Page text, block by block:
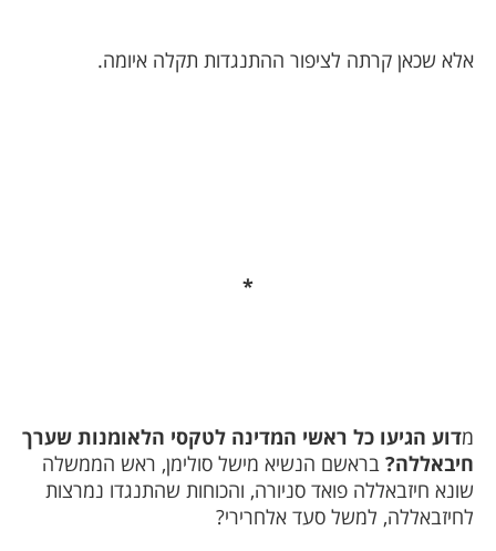
אלא שכאן קרתה לציפור ההתנגדות תקלה איומה.
*
מדוע הגיעו כל ראשי המדינה לטקסי הלאומנות שערך
חיבאללה? בראשם הנשיא מישל סולימן, ראש הממשלה
שונא חיזבאללה פואד סניורה, והכוחות שהתנגדו נמרצות
לחיזבאללה, למשל סעד אלחרירי?